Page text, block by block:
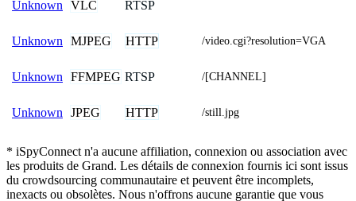
Unknown VLC RTSP
Unknown MJPEG HTTP /video.cgi?resolution=VGA
Unknown FFMPEG RTSP /[CHANNEL]
Unknown JPEG HTTP /still.jpg
* iSpyConnect n'a aucune affiliation, connexion ou association avec
les produits de Grand. Les détails de connexion fournis ici sont issus
du crowdsourcing communautaire et peuvent être incomplets,
inexacts ou obsolètes. Nous n'offrons aucune garantie que vous